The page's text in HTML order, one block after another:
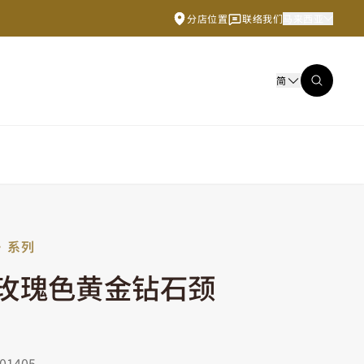
分店位置 联络我们
简
系列
瑰色黄金钻石颈